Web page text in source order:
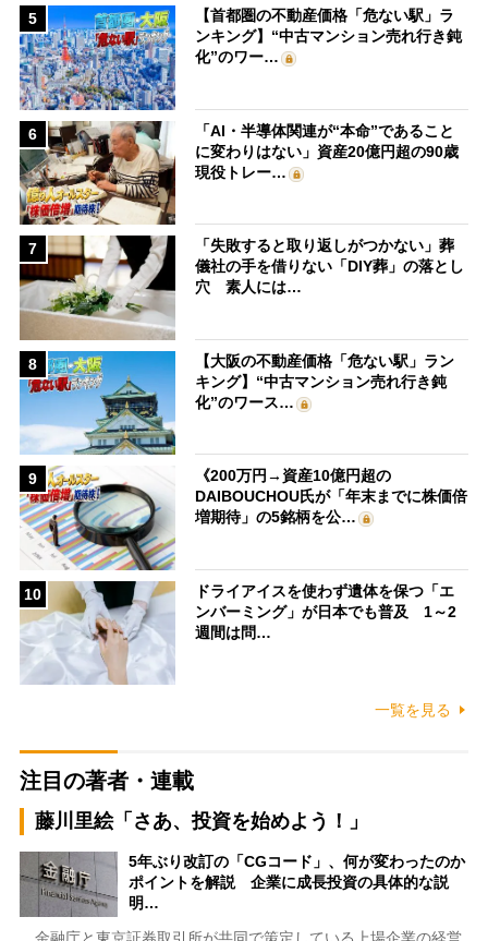
5
【首都圏の不動産価格「危ない駅」ラ
ンキング】“中古マンション売れ行き鈍
化”のワー…
6
「AI・半導体関連が“本命”であること
に変わりはない」資産20億円超の90歳
現役トレー…
7
「失敗すると取り返しがつかない」葬
儀社の手を借りない「DIY葬」の落とし
穴 素人には…
8
【大阪の不動産価格「危ない駅」ラン
キング】“中古マンション売れ行き鈍
化”のワース…
9
《200万円→資産10億円超の
DAIBOUCHOU氏が「年末までに株価倍
増期待」の5銘柄を公…
10
ドライアイスを使わず遺体を保つ「エ
ンバーミング」が日本でも普及 1～2
週間は問…
一覧を見る
注目の著者・連載
藤川里絵「さあ、投資を始めよう！」
5年ぶり改訂の「CGコード」、何が変わったのか
ポイントを解説 企業に成長投資の具体的な説
明…
金融庁と東京証券取引所が共同で策定している上場企業の経営